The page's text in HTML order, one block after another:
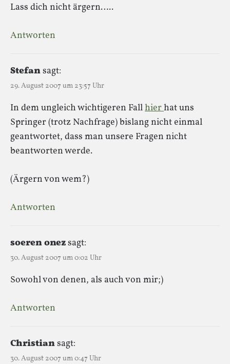
Lass dich nicht ärgern…..
Antworten
Stefansagt:
29. August 2007 um 23:57 Uhr
In dem ungleich wichtigeren Fallhierhat uns
Springer (trotz Nachfrage) bislang nicht einmal
geantwortet, dass man unsere Fragen nicht
beantworten werde.
(Ärgern von wem?)
Antworten
soeren onezsagt:
30. August 2007 um 0:02 Uhr
Sowohl von denen, als auch von mir;)
Antworten
Christiansagt:
30. August 2007 um 0:47 Uhr